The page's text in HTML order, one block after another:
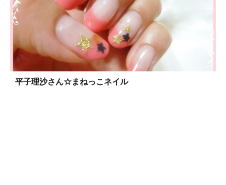
平子理沙さん☆まねっこネイル